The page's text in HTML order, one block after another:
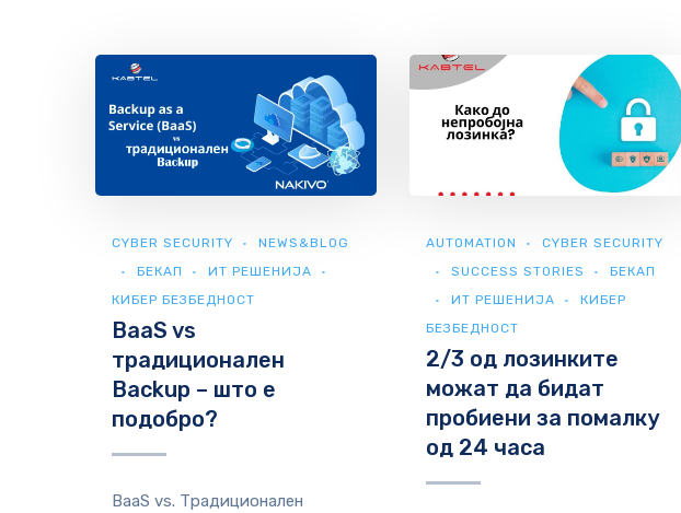
CYBER SECURITY
NEWS&BLOG
БЕКАП
ИТ РЕШЕНИЈА
КИБЕР БЕЗБЕДНОСТ
BaaS vs
традиционален
Backup – што е
подобро?
BaaS vs. Традиционален
AUTOMATION
CYBER SECURITY
SUCCESS STORIES
БЕКАП
ИТ РЕШЕНИЈА
КИБЕР
БЕЗБЕДНОСТ
2/3 од лозинките
можат да бидат
пробиени за помалку
од 24 часа